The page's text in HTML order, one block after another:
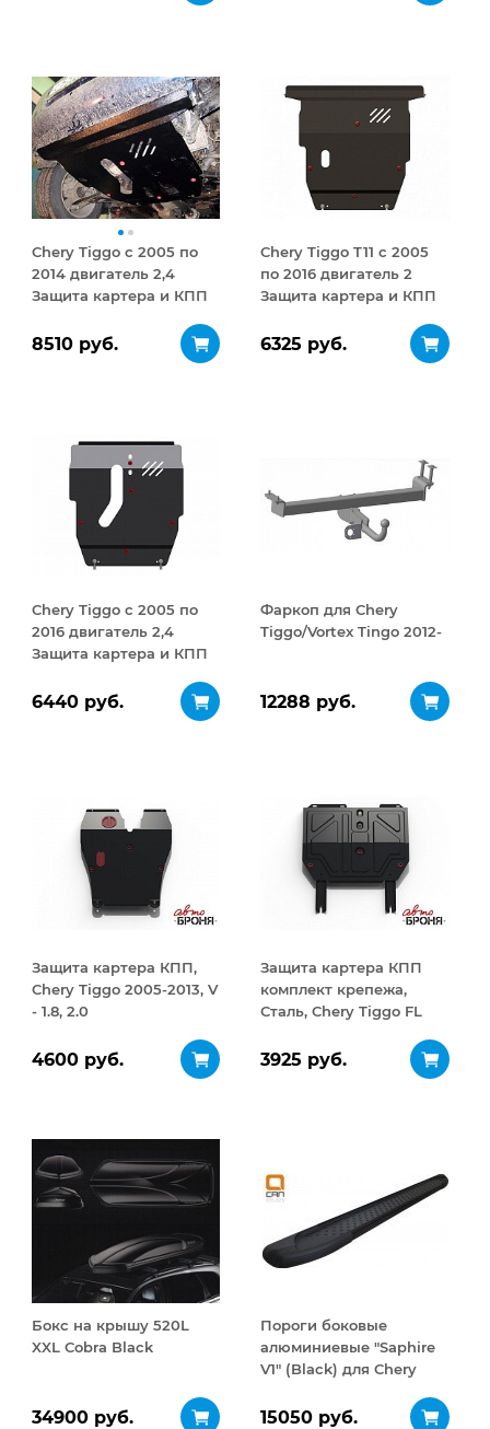
Chery Tiggo с 2005 по
2014 двигатель 2,4
Защита картера и КПП
привод 4WD
8510 руб.
Chery Tiggo T11 с 2005
по 2016 двигатель 2
Защита картера и КПП
6325 руб.
Chery Tiggo с 2005 по
2016 двигатель 2,4
Защита картера и КПП
6440 руб.
Фаркоп для Chery
Tiggo/Vortex Tingo 2012-
12288 руб.
Защита картера КПП,
Chery Tiggo 2005-2013, V
- 1.8, 2.0
4600 руб.
Защита картера КПП
комплект крепежа,
Сталь, Chery Tiggo FL
Tiggo 3 2017-2020,
3925 руб.
Бокс на крышу 520L
XXL Cobra Black
34900 руб.
Пороги боковые
алюминиевые "Saphire
V1" (Black) для Chery
15050 руб.